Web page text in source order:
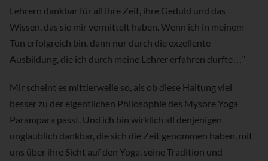
Lehrern dankbar für all ihre Zeit, ihre Geduld und das
Wissen, das sie mir vermittelt haben. Wenn ich in meinem
Tun erfolgreich bin, dann nur durch die exzellente
Ausbildung, die ich durch meine Lehrer erfahren durfte…“
Mir scheint es mittlerweile so, als ob diese Haltung viel
besser zu der eigentlichen Philosophie des Mysore Yoga
Parampara passt. Und ich bin wirklich all denjenigen
unglaublich dankbar, die sich die Zeit genommen haben, mit
uns über ihre Sicht auf den Yoga, seine Tradition und